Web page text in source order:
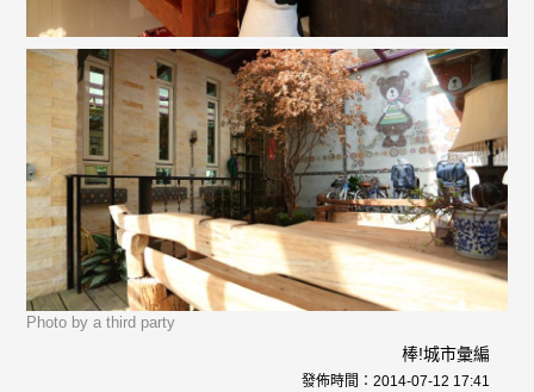
Photo by a third party
棒!城市彙編
發佈時間： 2014-07-12 17:41